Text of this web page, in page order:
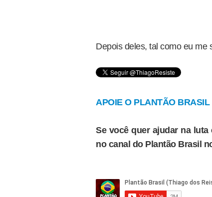
Depois deles, tal como eu me
APOIE O PLANTÃO
Se você quer ajudar na
no canal do Plantão Brasil